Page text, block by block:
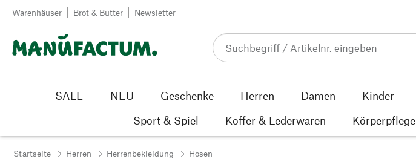
Zum Inhalt springen
Warenhäuser Brot & Butter Newsletter
SALE NEU Geschenke Herren Damen Kinder
Sport & Spiel
Koffer & Lederwaren Körperpflege
Startseite Herren Herrenbekleidung Hosen